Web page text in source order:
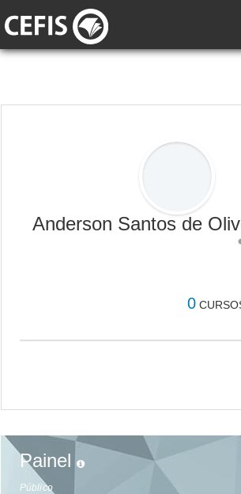
Anderson Santos de
0
Painel
Público